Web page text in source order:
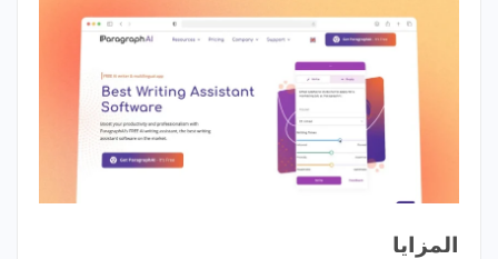
المزايا